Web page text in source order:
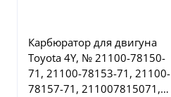
Карбюратор для двигуна
Toyota 4Y, № 21100-78150-
71, 21100-78153-71, 21100-
78157-71, 211007815071,